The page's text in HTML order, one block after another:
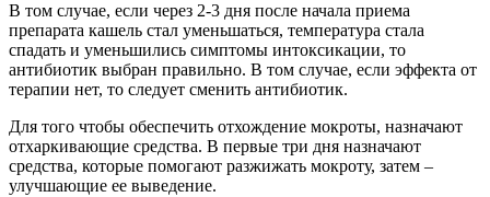
В том случае, если через 2-3 дня после начала приема
препарата кашель стал уменьшаться, температура стала
спадать и уменьшились симптомы интоксикации, то
антибиотик выбран правильно. В том случае, если эффекта от
терапии нет, то следует сменить антибиотик.
Для того чтобы обеспечить отхождение мокроты, назначают
отхаркивающие средства. В первые три дня назначают
средства, которые помогают разжижать мокроту, затем –
улучшающие ее выведение.